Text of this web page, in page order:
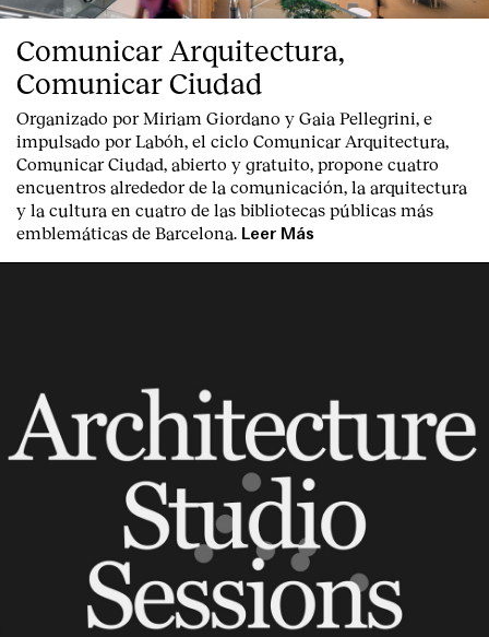
Comunicar Arquitectura,
Comunicar Ciudad
Organizado por Miriam Giordano y Gaia Pellegrini, e
impulsado por Labóh, el ciclo Comunicar Arquitectura,
Comunicar Ciudad, abierto y gratuito, propone cuatro
encuentros alrededor de la comunicación, la arquitectura
y la cultura en cuatro de las bibliotecas públicas más
emblemáticas de Barcelona.
Leer Más